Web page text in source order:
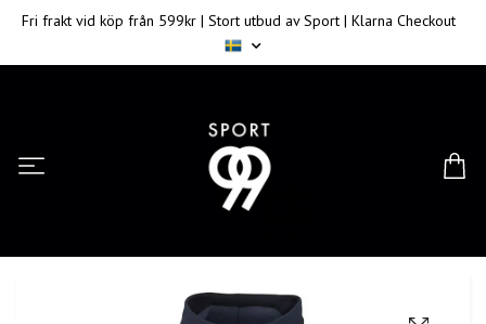
Fri frakt vid köp från 599kr | Stort utbud av Sport | Klarna Checkout